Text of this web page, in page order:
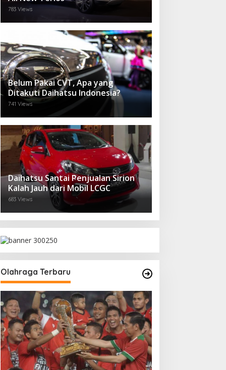
783 Views
Belum Pakai CVT, Apa yang
Ditakuti Daihatsu Indonesia?
741 Views
Daihatsu Santai Penjualan Sirion
Kalah Jauh dari Mobil LCGC
683 Views
Olahraga Terbaru